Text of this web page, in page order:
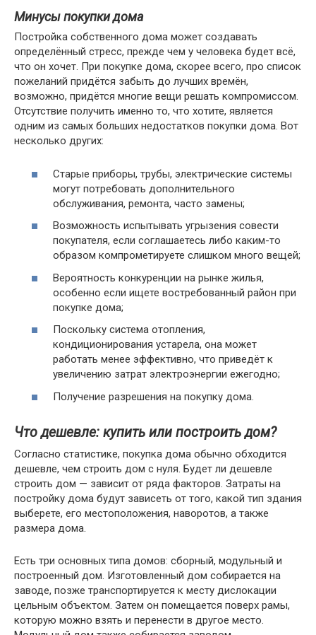
Минусы покупки дома
Постройка собственного дома может создавать
определённый стресс, прежде чем у человека будет всё,
что он хочет. При покупке дома, скорее всего, про список
пожеланий придётся забыть до лучших времён,
возможно, придётся многие вещи решать компромиссом.
Отсутствие получить именно то, что хотите, является
одним из самых больших недостатков покупки дома. Вот
несколько других:
Старые приборы, трубы, электрические системы
могут потребовать дополнительного
обслуживания, ремонта, часто замены;
Возможность испытывать угрызения совести
покупателя, если соглашаетесь либо каким-то
образом компрометируете слишком много вещей;
Вероятность конкуренции на рынке жилья,
особенно если ищете востребованный район при
покупке дома;
Поскольку система отопления,
кондиционирования устарела, она может
работать менее эффективно, что приведёт к
увеличению затрат электроэнергии ежегодно;
Получение разрешения на покупку дома.
Что дешевле: купить или построить дом?
Согласно статистике, покупка дома обычно обходится
дешевле, чем строить дом с нуля. Будет ли дешевле
строить дом — зависит от ряда факторов. Затраты на
постройку дома будут зависеть от того, какой тип здания
выберете, его местоположения, наворотов, а также
размера дома.
Есть три основных типа домов: сборный, модульный и
построенный дом. Изготовленный дом собирается на
заводе, позже транспортируется к месту дислокации
цельным объектом. Затем он помещается поверх рамы,
которую можно взять и перенести в другое место.